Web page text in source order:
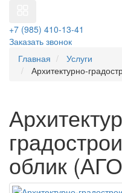
+7 (985) 410-13-41
Заказать звонок
Главная
Услуги
Архитектурно-
облик